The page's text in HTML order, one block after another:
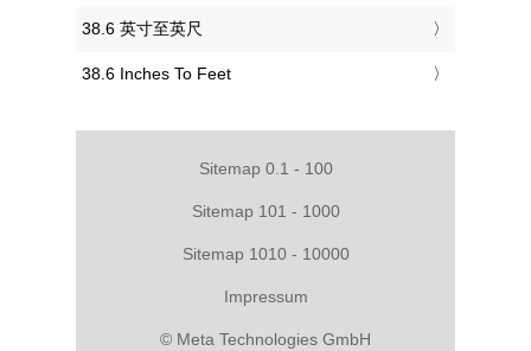
‎38.6 英寸至英尺
‎38.6 Inches To Feet
Sitemap 0.1 - 100
Sitemap 101 - 1000
Sitemap 1010 - 10000
Impressum
© Meta Technologies GmbH